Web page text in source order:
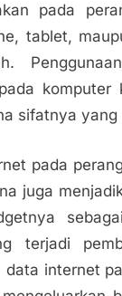
pada
tablet,
komputer
sifatnya
pada
juga
terjadi
internet